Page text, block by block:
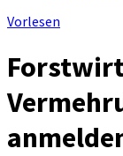
Vorlesen